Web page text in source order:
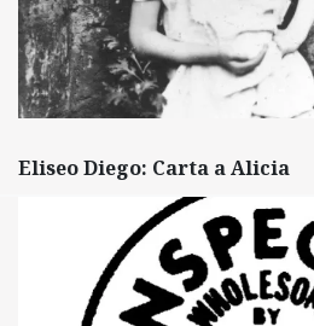
Eliseo Diego: Carta a Alicia